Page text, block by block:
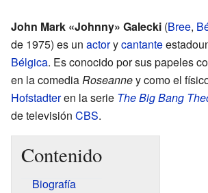
John Mark «Johnny» Galecki (Bree,
de 1975) es un actorycantante
Bélgica. Es conocido por sus papeles
en la comediaRoseanney como el
Hofstadteren la serie The Big Bang
de televisión CBS.
Contenido
Biografía